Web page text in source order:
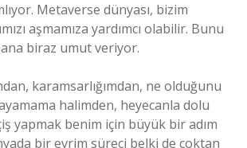
Metaverse dünyası, bizim
aşmamıza yardımcı olabilir. Bunu
biraz umut veriyor.
karamsarlığımdan, ne olduğunu
halimden, heyecanla dolu
yapmak benim için büyük bir adım
bir evrim süreci belki de çoktan